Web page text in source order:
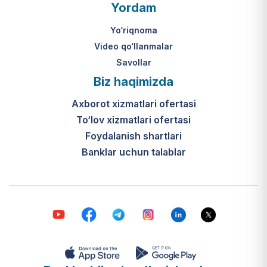
O‘zbekiston Respublikasi Vazirlar
316-son qarori hamda Prezidentning
PQ-410-son qarori.
Ijtimoiy qo‘llab-quvvatlash
markazlari (IQQM) o‘zi nima?
Bular ilgarigi “Saxovat” keksalar va
nogironligi bo‘lgan shaxslar uchun
internat uylari hamda Urush va
mehnat faxriylari pansionatining
Yordam
Yo‘riqnoma
Video qo‘llanmalar
Savollar
Biz haqimizda
Axborot xizmatlari ofertasi
To‘lov xizmatlari ofertasi
Foydalanish shartlari
Banklar uchun talablar